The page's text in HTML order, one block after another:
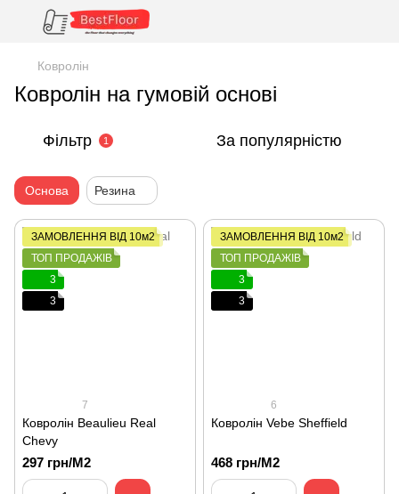
Ковролін
Ковролін на гумовій основі
Фільтр 1 За популярністю
Основа Резина
ЗАМОВЛЕННЯ ВІД 10м2
ТОП ПРОДАЖІВ
3
3
7
Ковролін Beaulieu Real
Chevy
297 грн/М2
ЗАМОВЛЕННЯ ВІД 10м2
ТОП ПРОДАЖІВ
3
3
6
Ковролін Vebe Sheffield
468 грн/М2